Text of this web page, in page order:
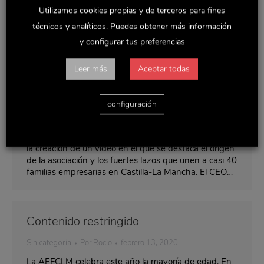
La Asociación de Empresa Familiar de
Castilla-La Mancha cumple 18 años
PorRocio marzo 2, 2020
La AEFCLM celebra este año la mayoría de edad. En
la creación de un vídeo en el que se destaca el origen
de la asociación y los fuertes lazos que unen a casi 40
familias empresarias en Castilla-La Mancha. El CEO…
Contenido restringido
Sin categoría Por Rocio febrero 13, 2020
La AEFCLM celebra este año la mayoría de edad. En
Utilizamos cookies propias y de terceros para fines
técnicos y analíticos. Puedes obtener más información
y configurar tus preferencias
Leer más Aceptar todas
configuración